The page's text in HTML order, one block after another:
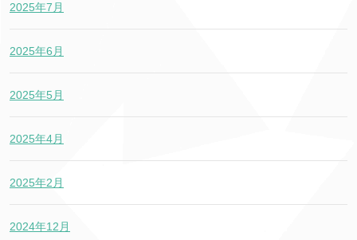
2025年7月
2025年6月
2025年5月
2025年4月
2025年2月
2024年12月